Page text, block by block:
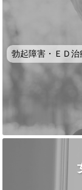
勃起障害・ＥＤ治